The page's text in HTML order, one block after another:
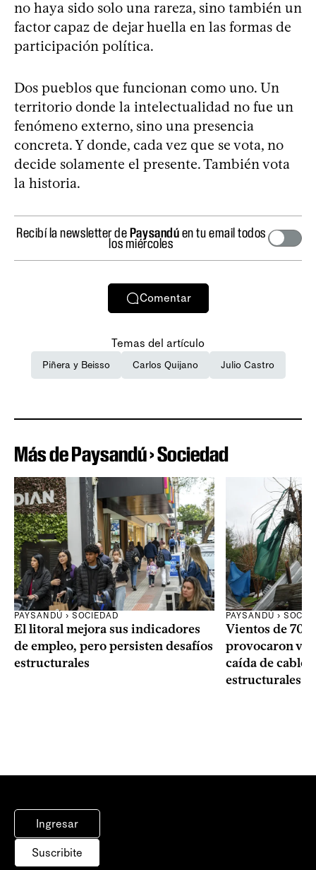
no haya sido solo una rareza, sino también un
factor capaz de dejar huella en las formas de
participación política.
Dos pueblos que funcionan como uno. Un
territorio donde la intelectualidad no fue un
fenómeno externo, sino una presencia
concreta. Y donde, cada vez que se vota, no
decide solamente el presente. También vota
la historia.
Recibí la newsletter dePaysandúen tu email todos
los miércoles
Comentar
Temas del artículo
Piñera y Beisso Carlos Quijano Julio Castro
Más de Paysandú › Sociedad
PAYSANDÚ › SOCIEDAD
El litoral mejora sus indicadores
de empleo, pero persisten desafíos
estructurales
PAYSANDÚ ›
Vientos de 70
provocaron
caída de cables
estructurales
Ingresar
Suscribite